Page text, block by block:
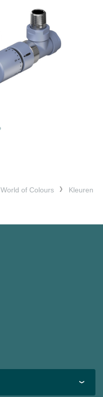
World of Colours
Kleuren